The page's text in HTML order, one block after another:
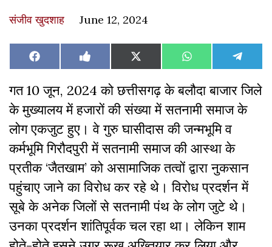
संजीव खुदशाह June 12, 2024
Share
on
Facebook Share
on
Like
on
Facebook
Share
on
X
(Twitter)
Share
on
WhatsAppShare
on
गत 10 जून, 2024 को छत्तीसगढ़ के बलौदा बाजार जिले
के मुख्यालय में हजारों की संख्या में सतनामी समाज के
लोग एकजुट हुए। वे गुरु घासीदास की जन्मभूमि व
कर्मभूमि गिरौदपुरी में सतनामी समाज की आस्था के
प्रतीक ‘जैतखाम’ को असामाजिक तत्वों द्वारा नुकसान
पहुंचाए जाने का विरोध कर रहे थे। विरोध प्रदर्शन में
सूबे के अनेक जिलों से सतनामी पंथ के लोग जुटे थे।
उनका प्रदर्शन शांतिपूर्वक चल रहा था। लेकिन शाम